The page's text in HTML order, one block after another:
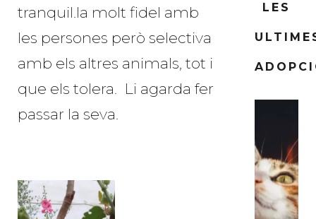
tranquil.la molt fidel amb
les persones però selectiva
amb els altres animals, tot i
que els tolera. Li agarda fer
passar la seva.
LES